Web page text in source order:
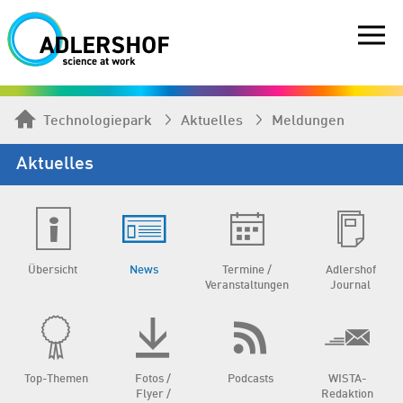
Technologiepark Aktuelles Meldungen
Aktuelles
Übersicht News
Termine /
Veranstaltungen
Adlershof
Journal
Top-Themen
Fotos /
Flyer /
Podcasts
WISTA-
Redaktion